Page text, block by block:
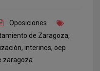
Oposiciones
de Zaragoza,
, interinos, oep
zaragoza